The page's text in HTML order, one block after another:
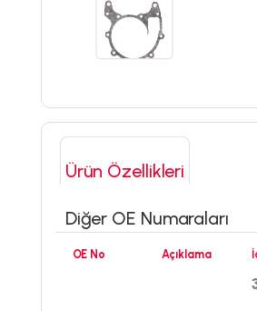
Ürün Özellikleri
Diğer OE Numaraları
OE No Açıklama